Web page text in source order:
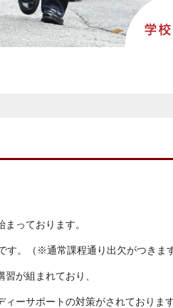
っております。
す。（※通常課程通り出欠がつきます
が組まれており、
ーサポートの対策がされております